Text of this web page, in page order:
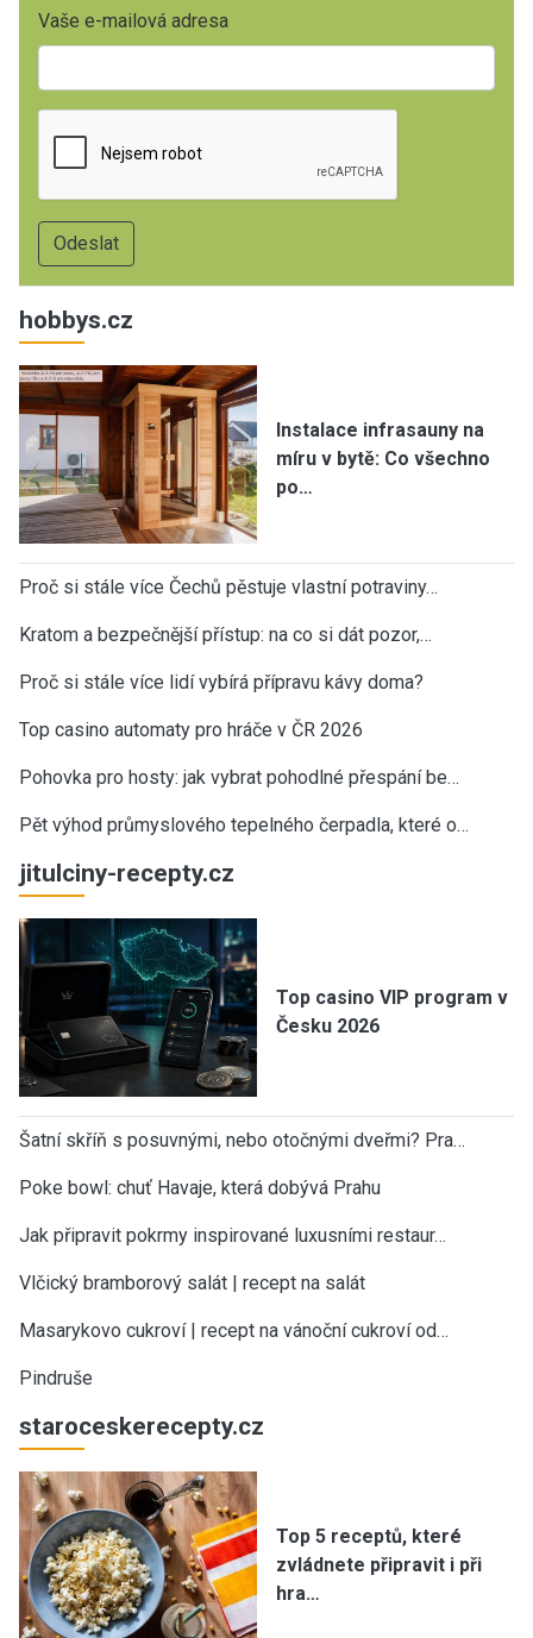
Vaše e-mailová adresa
hobbys.cz
Instalace infrasauny na
míru v bytě: Co všechno
po…
Proč si stále více Čechů pěstuje vlastní potraviny…
Kratom a bezpečnější přístup: na co si dát pozor,…
Proč si stále více lidí vybírá přípravu kávy doma?
Top casino automaty pro hráče v ČR 2026
Pohovka pro hosty: jak vybrat pohodlné přespání be…
Pět výhod průmyslového tepelného čerpadla, které o…
jitulciny-recepty.cz
Top casino VIP program v
Česku 2026
Šatní skříň s posuvnými, nebo otočnými dveřmi? Pra…
Poke bowl: chuť Havaje, která dobývá Prahu
Jak připravit pokrmy inspirované luxusními restaur…
Vlčický bramborový salát | recept na salát
Masarykovo cukroví | recept na vánoční cukroví od…
Pindruše
staroceskerecepty.cz
Top 5 receptů, které
zvládnete připravit i při
hra…